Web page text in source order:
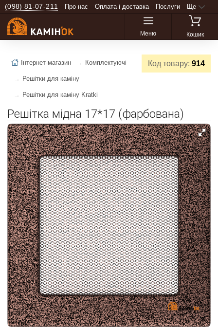
(098) 81-07-211 Про нас Оплата і доставка Послуги Ще
Меню Кошик
Код товару: 914
Інтернет-магазин Комплектуючі
Решітки для каміну
Решітки для каміну Kratki
Решітка мідна 17*17 (фарбована)